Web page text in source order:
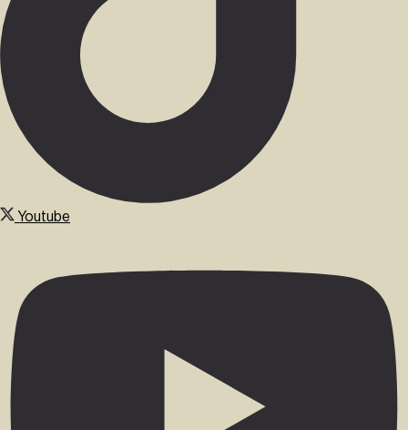
Youtube